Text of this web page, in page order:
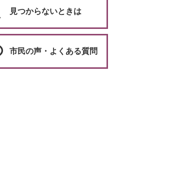
見つからないときは
市民の声・よくある質問